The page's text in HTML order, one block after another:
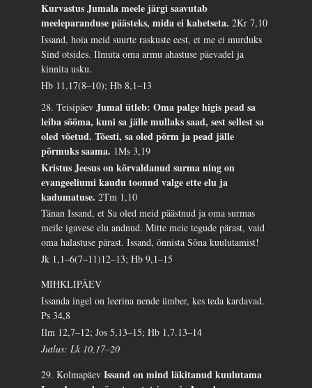
Kurvastus Jumala meele järgi saavutab
meeleparanduse päästeks, mida ei kahetseta.2Kr 7,10
Issand, hoia meid suurte raskuste eest, et me ei murduks
Sind otsides. Ilmuta oma armu ahastuse päevadel ja
kinnita usku.
Hb 11,17(8–10); Hb 8,1–13
28. TeisipäevJumal ütleb: Oma palge higis pead sa
leiba sööma, kuni sa jälle mullaks saad, sest sellest sa
oled võetud. Tõesti, sa oled põrm ja pead jälle
põrmuks saama. 1Ms 3,19
Kristus Jeesus on kõrvaldanud surma ning on
evangeeliumi kaudu toonud valge ette elu ja
kadumatuse.2Tm 1,10
Tänan Issand, et Sa oled meid päästnud ja oma surmas
meile igavese elu andnud. Mitte meie tegude pärast, vaid
oma halastuse pärast. Issand, õnnista Sõna kuulutamist!
Jk 1,1–6(7–11)12–13; Hb 9,1–15
MIHKLIPÄEV
Issanda ingel on leerina nende ümber, kes teda kardavad.
Ps 34,8
Ilm 12,7–12; Jos 5,13–15; Hb 1,7.13–14
Jutlus: Lk 10,17–20
29. KolmapäevIssand on mind läkitanud kuulutama